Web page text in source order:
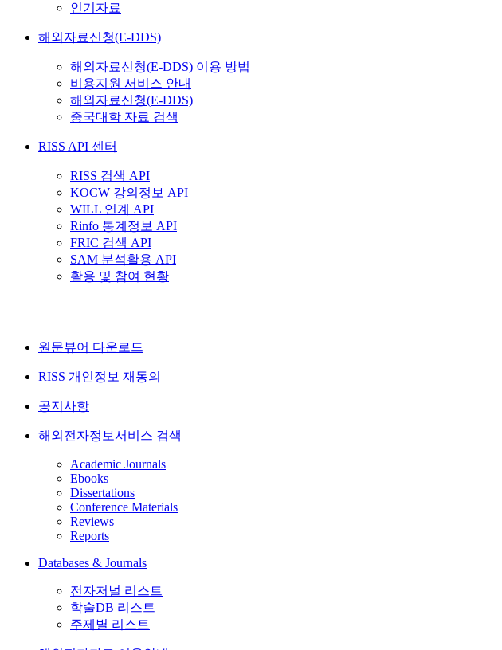
인기자료
해외자료신청(E-DDS)
해외자료신청(E-DDS) 이용 방법
비용지원 서비스 안내
해외자료신청(E-DDS)
중국대학 자료 검색
RISS API 센터
RISS 검색 API
KOCW 강의정보 API
WILL 연계 API
Rinfo 통계정보 API
FRIC 검색 API
SAM 분석활용 API
활용 및 참여 현황
원문뷰어 다운로드
RISS 개인정보 재동의
공지사항
해외전자정보서비스 검색
Academic Journals
Ebooks
Dissertations
Conference Materials
Reviews
Reports
Databases & Journals
전자저널 리스트
학술DB 리스트
주제별 리스트